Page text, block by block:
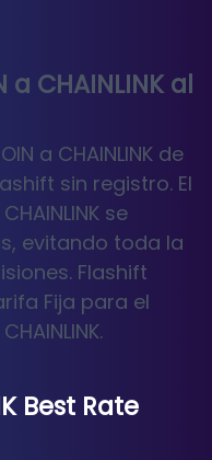
CHAINLINK al
a CHAINLINK de
sin registro. El
se
evitando toda la
Flashift
Fija para el
Best Rate